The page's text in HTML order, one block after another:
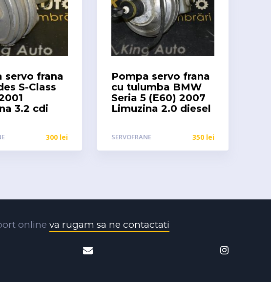
servo frana
S-Class
3.2 cdi
300 lei
Pompa servo frana
cu tulumba BMW
Seria 5 (E60) 2007
Limuzina 2.0 diesel
SERVOFRANE 350 lei
online va rugam sa ne contactati